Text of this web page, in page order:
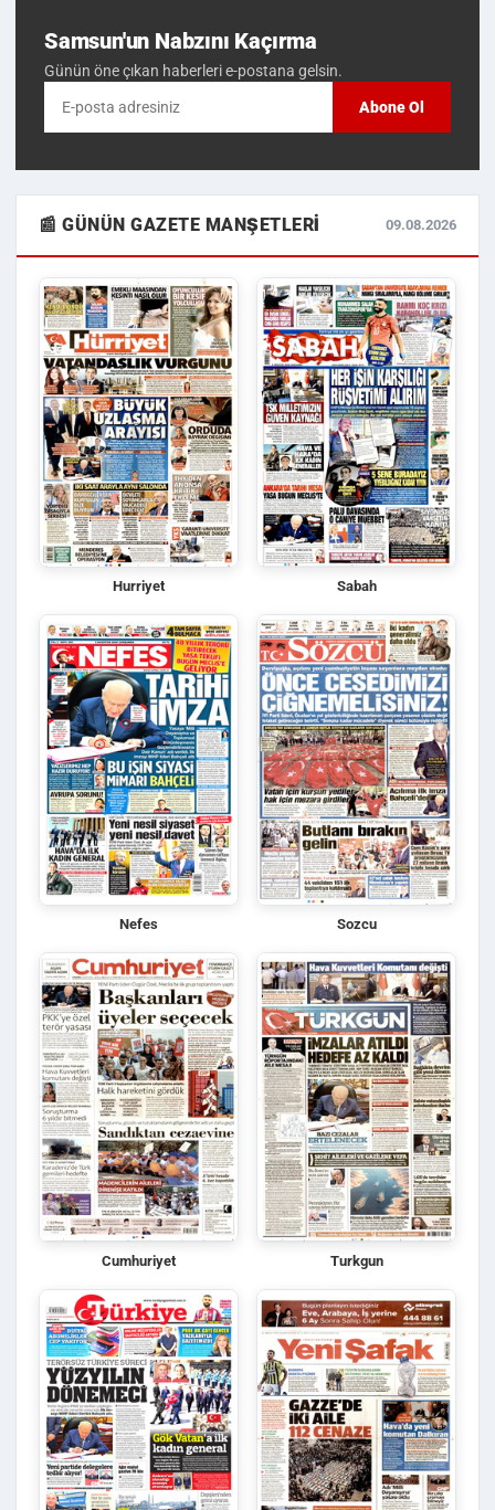
Samsun'un Nabzını Kaçırma
Günün öne çıkan haberleri e-postana gelsin.
Abone Ol
📰 GÜNÜN GAZETE MANŞETLERI 09.08.2026
Hurriyet Sabah
Nefes Sozcu
Cumhuriyet Turkgun